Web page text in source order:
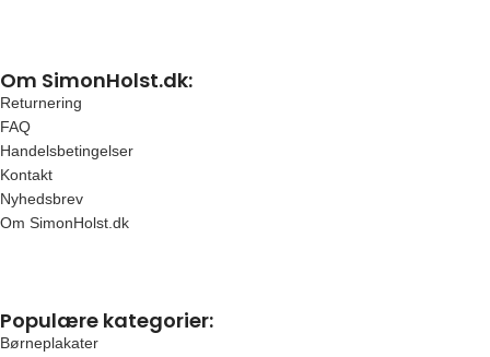
Om SimonHolst.dk:
Returnering
FAQ
Handelsbetingelser
Kontakt
Nyhedsbrev
Om SimonHolst.dk
Populære kategorier:
Børneplakater